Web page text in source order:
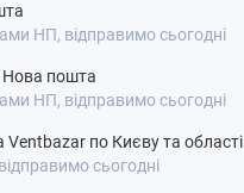
НП, відправимо сьогодні
пошта
НП, відправимо сьогодні
Ventbazar по Києву та області
сьогодні